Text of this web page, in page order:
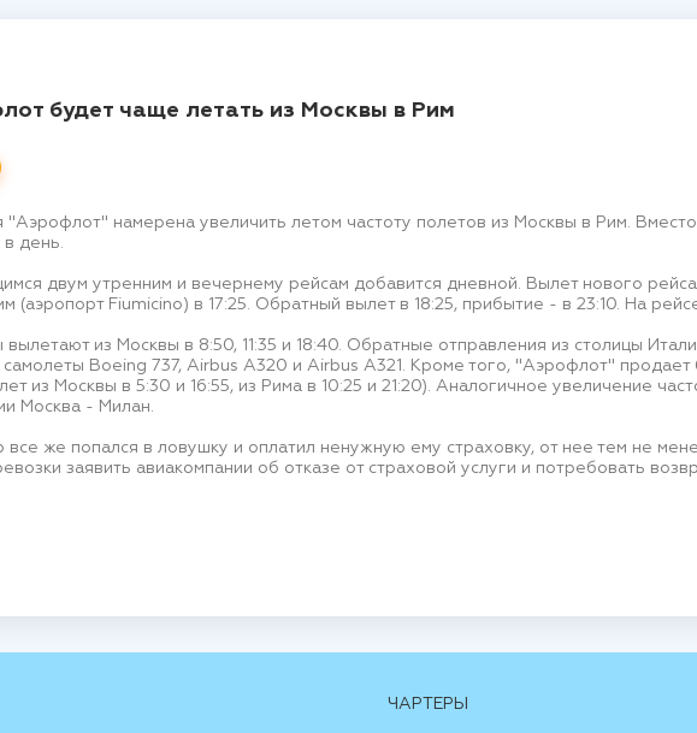
будет чаще летать из Москвы в Рим
"Аэрофлот" намерена увеличить летом частоту полетов из Москвы в Рим.
день.
двум утренним и вечернему рейсам добавится дневной. Вылет нового
(аэропорт Fiumicino) в 17:25. Обратный вылет в 18:25, прибытие - в 23:10. На
вылетают из Москвы в 8:50, 11:35 и 18:40. Обратные отправления из столицы
самолеты Boeing 737, Airbus A320 и Airbus A321. Кроме того, "Аэрофлот"
из Москвы в 5:30 и 16:55, из Рима в 10:25 и 21:20). Аналогичное увеличение
Москва - Милан.
все же попался в ловушку и оплатил ненужную ему страховку, от нее тем не
заявить авиакомпании об отказе от страховой услуги и потребовать
ЧАРТЕРЫ